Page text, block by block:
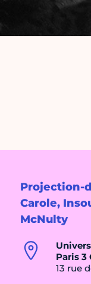
Projection-
Carole,
McNulty
Paris 3
13 rue